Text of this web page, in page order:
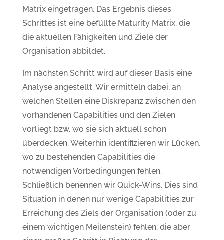
Matrix eingetragen. Das Ergebnis dieses
Schrittes ist eine befüllte Maturity Matrix, die
die aktuellen Fähigkeiten und Ziele der
Organisation abbildet.
Im nächsten Schritt wird auf dieser Basis eine
Analyse angestellt. Wir ermitteln dabei, an
welchen Stellen eine Diskrepanz zwischen den
vorhandenen Capabilities und den Zielen
vorliegt bzw. wo sie sich aktuell schon
überdecken. Weiterhin identifizieren wir Lücken,
wo zu bestehenden Capabilities die
notwendigen Vorbedingungen fehlen.
Schließlich benennen wir Quick-Wins. Dies sind
Situation in denen nur wenige Capabilities zur
Erreichung des Ziels der Organisation (oder zu
einem wichtigen Meilenstein) fehlen, die aber